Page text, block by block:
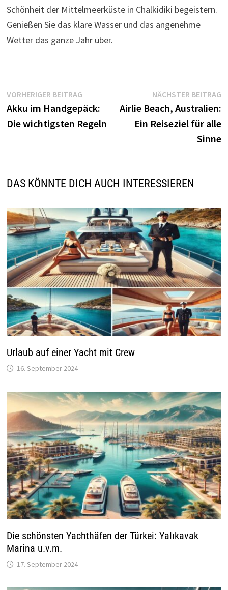
Schönheit der Mittelmeerküste in Chalkidiki begeistern.
Genießen Sie das klare Wasser und das angenehme
Wetter das ganze Jahr über.
Beitragsnavigation
VORHERIGER BEITRAGVorheriger
Beitrag:
Akku im Handgepäck:
Die wichtigsten Regeln
NÄCHSTER BEITRAG
Airlie Beach, Australien:
Ein Reiseziel für alle
Sinne
DAS KÖNNTE DICH AUCH INTERESSIEREN
Urlaub auf einer Yacht mit Crew
16. September 2024
Die schönsten Yachthäfen der Türkei: Yalıkavak
Marina u.v.m.
17. September 2024